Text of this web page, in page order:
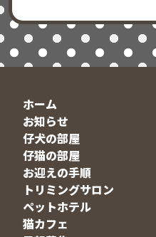
ホーム
お知らせ
仔犬の部屋
仔猫の部屋
お迎えの手順
トリミングサロン
ペットホテル
猫カフェ